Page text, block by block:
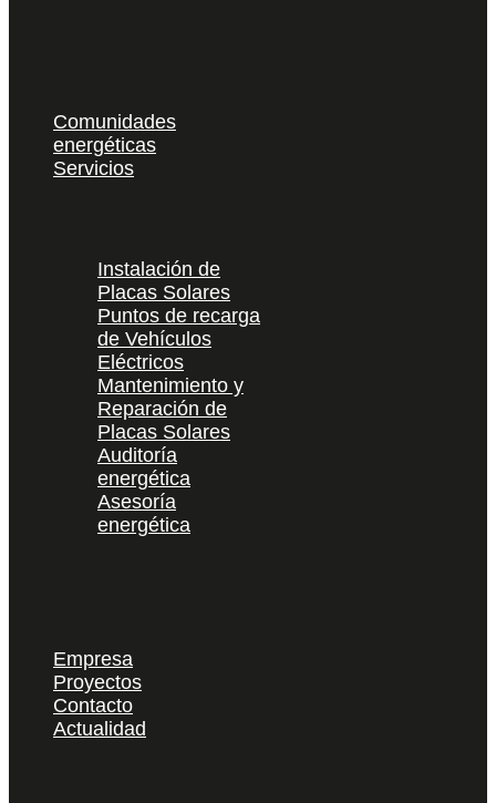
Comunidades
energéticas
Servicios
Instalación de
Placas Solares
Puntos de recarga
de Vehículos
Eléctricos
Mantenimiento y
Reparación de
Placas Solares
Auditoría
energética
Asesoría
energética
Empresa
Proyectos
Contacto
Actualidad